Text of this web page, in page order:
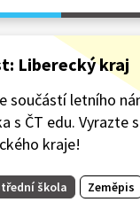
Liberecký kraj
součástí letního
s ČT edu. Vyrazte
kraje!
škola Zeměpis